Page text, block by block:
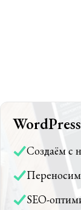
Создаём с
SEO-